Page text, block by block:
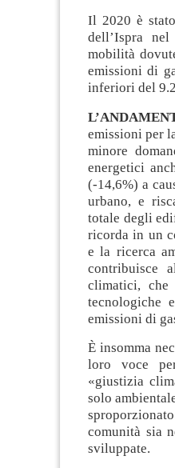
Il 2020 è
dell’Ispra
mobilità
emissioni di
inferiori del
emissioni per
minore
energetici
(-14,6%) a
urbano, e
totale degli
ricorda in un
e la ricerca
contribuisce
climatici, che
tecnologiche
emissioni di
È insomma
loro voce
«giustizia
solo
comunità sia
sviluppate.